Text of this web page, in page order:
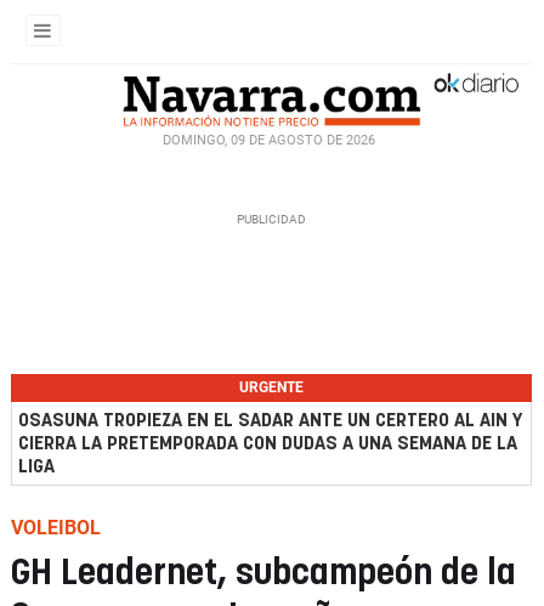
DOMINGO, 09 DE AGOSTO DE 2026
URGENTE
OSASUNA TROPIEZA EN EL SADAR ANTE UN CERTERO AL AIN Y
CIERRA LA PRETEMPORADA CON DUDAS A UNA SEMANA DE LA
LIGA
VOLEIBOL
GH Leadernet, subcampeón de la